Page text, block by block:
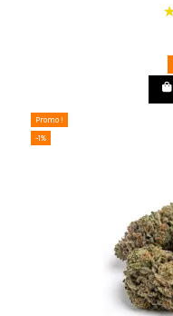
Promo !
-1%